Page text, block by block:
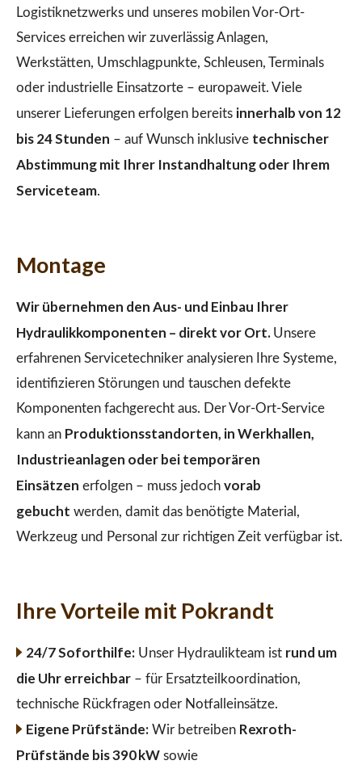
Logistiknetzwerks und unseres mobilen Vor-Ort-
Services erreichen wir zuverlässig Anlagen,
Werkstätten, Umschlagpunkte, Schleusen, Terminals
oder industrielle Einsatzorte – europaweit. Viele
unserer Lieferungen erfolgen bereits innerhalb von 12
bis 24 Stunden – auf Wunsch inklusive technischer
Abstimmung mit Ihrer Instandhaltung oder Ihrem
Serviceteam.
Montage
Wir übernehmen den Aus- und Einbau Ihrer
Hydraulikkomponenten – direkt vor Ort. Unsere
erfahrenen Servicetechniker analysieren Ihre Systeme,
identifizieren Störungen und tauschen defekte
Komponenten fachgerecht aus. Der Vor-Ort-Service
kann an Produktionsstandorten, in Werkhallen,
Industrieanlagen oder bei temporären
Einsätzen erfolgen – muss jedoch vorab
gebucht werden, damit das benötigte Material,
Werkzeug und Personal zur richtigen Zeit verfügbar ist.
Ihre Vorteile mit Pokrandt
24/7 Soforthilfe:Unser Hydraulikteam ist rund um
die Uhr erreichbar – für Ersatzteilkoordination,
technische Rückfragen oder Notfalleinsätze.
Eigene Prüfstände:Wir betreiben Rexroth-
Prüfstände bis 390 kW sowie